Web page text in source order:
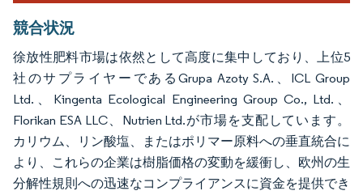
競合状況
徐放性肥料市場は依然として高度に集中しており、上位5
社のサプライヤーであるGrupa Azoty S.A.、ICL Group
Ltd.、Kingenta Ecological Engineering Group Co., Ltd.、
Florikan ESA LLC、Nutrien Ltd.が市場を支配しています。
カリウム、リン酸塩、またはポリマー原料への垂直統合に
より、これらの企業は樹脂価格の変動を緩衝し、欧州の生
分解性規則への迅速なコンプライアンスに資金を提供でき